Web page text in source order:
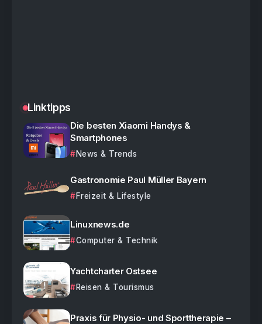
Linktipps
Die besten Xiaomi Handys &
Smartphones
News & Trends
Gastronomie Paul Müller Bayern
Freizeit & Lifestyle
Linuxnews.de
Computer & Technik
Yachtcharter Ostsee
Reisen & Tourismus
Praxis für Physio- und Sporttherapie –